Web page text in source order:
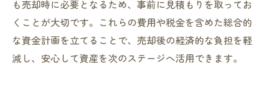
も売却時に必要となるため、事前に見積もりを取ってお
くことが大切です。これらの費用や税金を含めた総合的
な資金計画を立てることで、売却後の経済的な負担を軽
減し、安心して資産を次のステージへ活用できます。